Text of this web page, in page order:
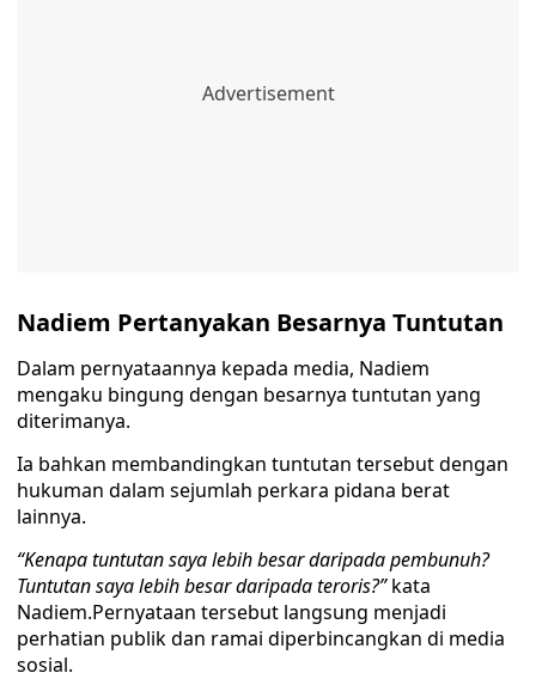
Nadiem Pertanyakan Besarnya Tuntutan
Dalam pernyataannya kepada media, Nadiem
mengaku bingung dengan besarnya tuntutan yang
diterimanya.
Ia bahkan membandingkan tuntutan tersebut dengan
hukuman dalam sejumlah perkara pidana berat
lainnya.
“Kenapa tuntutan saya lebih besar daripada pembunuh?
Tuntutan saya lebih besar daripada teroris?”kata
Nadiem.Pernyataan tersebut langsung menjadi
perhatian publik dan ramai diperbincangkan di media
sosial.